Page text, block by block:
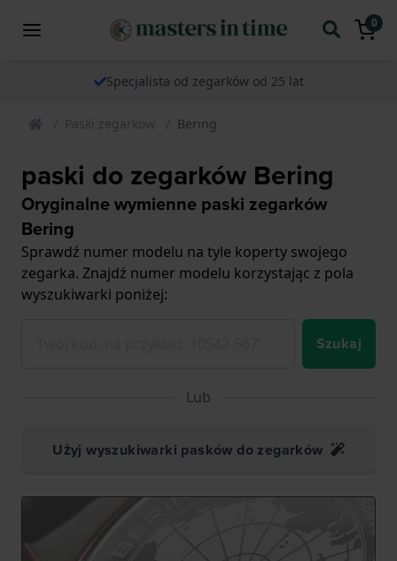
0
Specjalista od zegarków od 25 lat
Paski zegarkow Bering
paski do zegarków Bering
Oryginalne wymienne paski zegarków
Bering
Sprawdź numer modelu na tyle koperty swojego
zegarka. Znajdź numer modelu korzystając z pola
wyszukiwarki poniżej:
Szukaj
Lub
Użyj wyszukiwarki pasków do zegarków